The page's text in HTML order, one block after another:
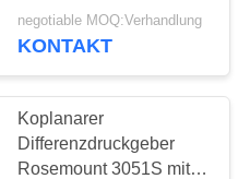
Druck-Anzeigegeber-
EJX110A
negotiable MOQ:Verhandlung
KONTAKT
Koplanarer
Differenzdruckgeber
Rosemount 3051S mit